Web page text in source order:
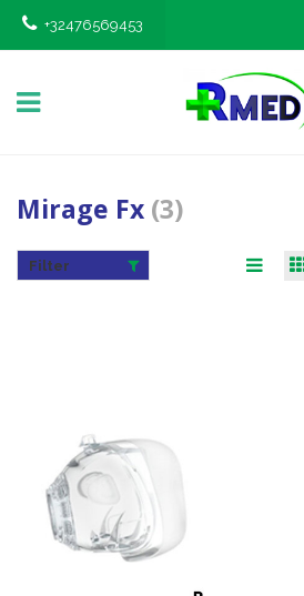
+32476569453
Mirage Fx (3)
Filter